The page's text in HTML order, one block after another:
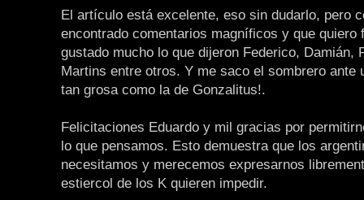
El artículo está excelente, eso sin dudarlo, pero
encontrado comentarios magníficos y que quiero
gustado mucho lo que dijeron Federico, Damián,
Martins entre otros. Y me saco el sombrero ante
tan grosa como la de Gonzalitus!.
Felicitaciones Eduardo y mil gracias por
lo que pensamos. Esto demuestra que los
necesitamos y merecemos expresarnos
estiercol de los K quieren impedir.